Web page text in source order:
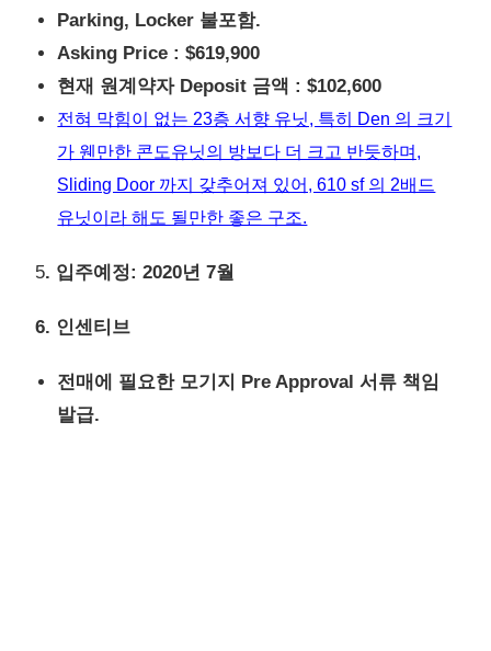
Parking, Locker 불포함.
Asking Price : $619,900
현재 원계약자 Deposit 금액 : $102,600
전혀 막힘이 없는 23층 서향 유닛, 특히 Den 의 크기
가 웬만한 콘도유닛의 방보다 더 크고 반듯하며,
Sliding Door 까지 갖추어져 있어, 610 sf 의 2배드
유닛이라 해도 될만한 좋은 구조.
5. 입주예정: 2020년 7월
6. 인센티브
전매에 필요한 모기지 Pre Approval 서류 책임
발급.